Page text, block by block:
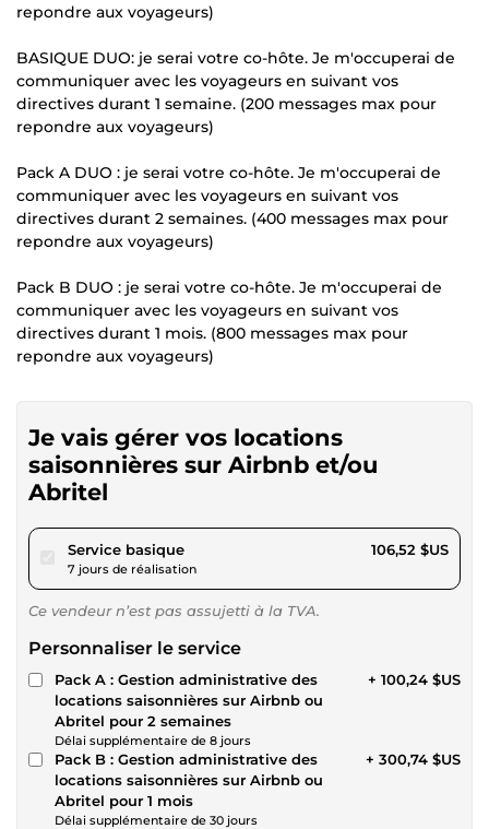
repondre aux voyageurs)
BASIQUE DUO: je serai votre co-hôte. Je m'occuperai de
communiquer avec les voyageurs en suivant vos
directives durant 1 semaine. (200 messages max pour
repondre aux voyageurs)
Pack A DUO : je serai votre co-hôte. Je m'occuperai de
communiquer avec les voyageurs en suivant vos
directives durant 2 semaines. (400 messages max pour
repondre aux voyageurs)
Pack B DUO : je serai votre co-hôte. Je m'occuperai de
communiquer avec les voyageurs en suivant vos
directives durant 1 mois. (800 messages max pour
repondre aux voyageurs)
Je vais gérer vos locations
saisonnières sur Airbnb et/ou
Abritel
Service basiquepour 98,17 $US
7 jours de réalisation
106,52 $US
Ce vendeur n’est pas assujetti à la TVA.
Personnaliser le service
Pack A : Gestion administrative des
locations saisonnières sur Airbnb ou
Abritel pour 2 semaines
Délai supplémentaire de 8 jours
+ 100,24 $US
Pack B : Gestion administrative des
locations saisonnières sur Airbnb ou
Abritel pour 1 mois
Délai supplémentaire de 30 jours
+ 300,74 $US